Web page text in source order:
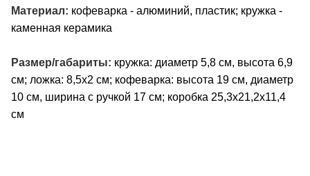
Материал: кофеварка - алюминий, пластик; кружка -
каменная керамика
Размер/габариты: кружка: диаметр 5,8 см, высота 6,9
см; ложка: 8,5x2 см; кофеварка: высота 19 см, диаметр
10 см, ширина с ручкой 17 см; коробка 25,3х21,2х11,4
см